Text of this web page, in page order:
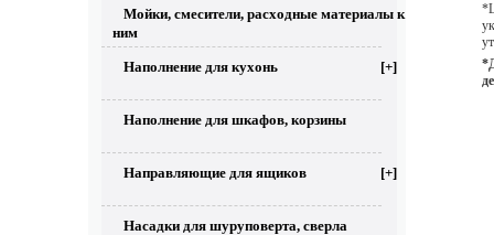
Мойки, смесители, расходные материалы к
ним
Наполнение для кухонь [+]
Наполнение для шкафов, корзины
Направляющие для ящиков [+]
Насадки для шуруповерта, сверла